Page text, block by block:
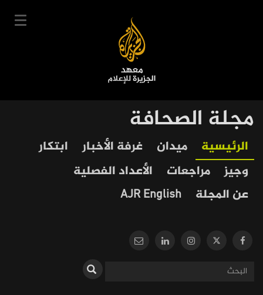
User
account
menu
Main
navigation
دوراتنا
جدول الدورات
مجلة الصحافة
Our
Journalism
الرئيسية ميدان غرفة الأخبار
ابتكار
وجيز
مراجعات
الأعداد الفصلية
عن المجلة
AJR English